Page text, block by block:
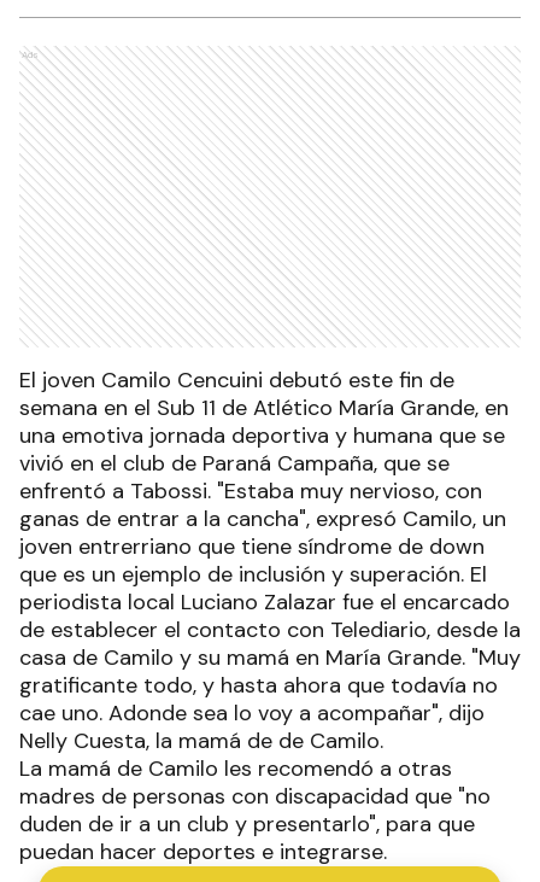
Ads
El joven Camilo Cencuini debutó este fin de
semana en el Sub 11 de Atlético María Grande, en
una emotiva jornada deportiva y humana que se
vivió en el club de Paraná Campaña, que se
enfrentó a Tabossi. "Estaba muy nervioso, con
ganas de entrar a la cancha", expresó Camilo, un
joven entrerriano que tiene síndrome de down
que es un ejemplo de inclusión y superación. El
periodista local Luciano Zalazar fue el encarcado
de establecer el contacto con Telediario, desde la
casa de Camilo y su mamá en María Grande. "Muy
gratificante todo, y hasta ahora que todavía no
cae uno. Adonde sea lo voy a acompañar", dijo
Nelly Cuesta, la mamá de de Camilo.
La mamá de Camilo les recomendó a otras
madres de personas con discapacidad que "no
duden de ir a un club y presentarlo", para que
puedan hacer deportes e integrarse.